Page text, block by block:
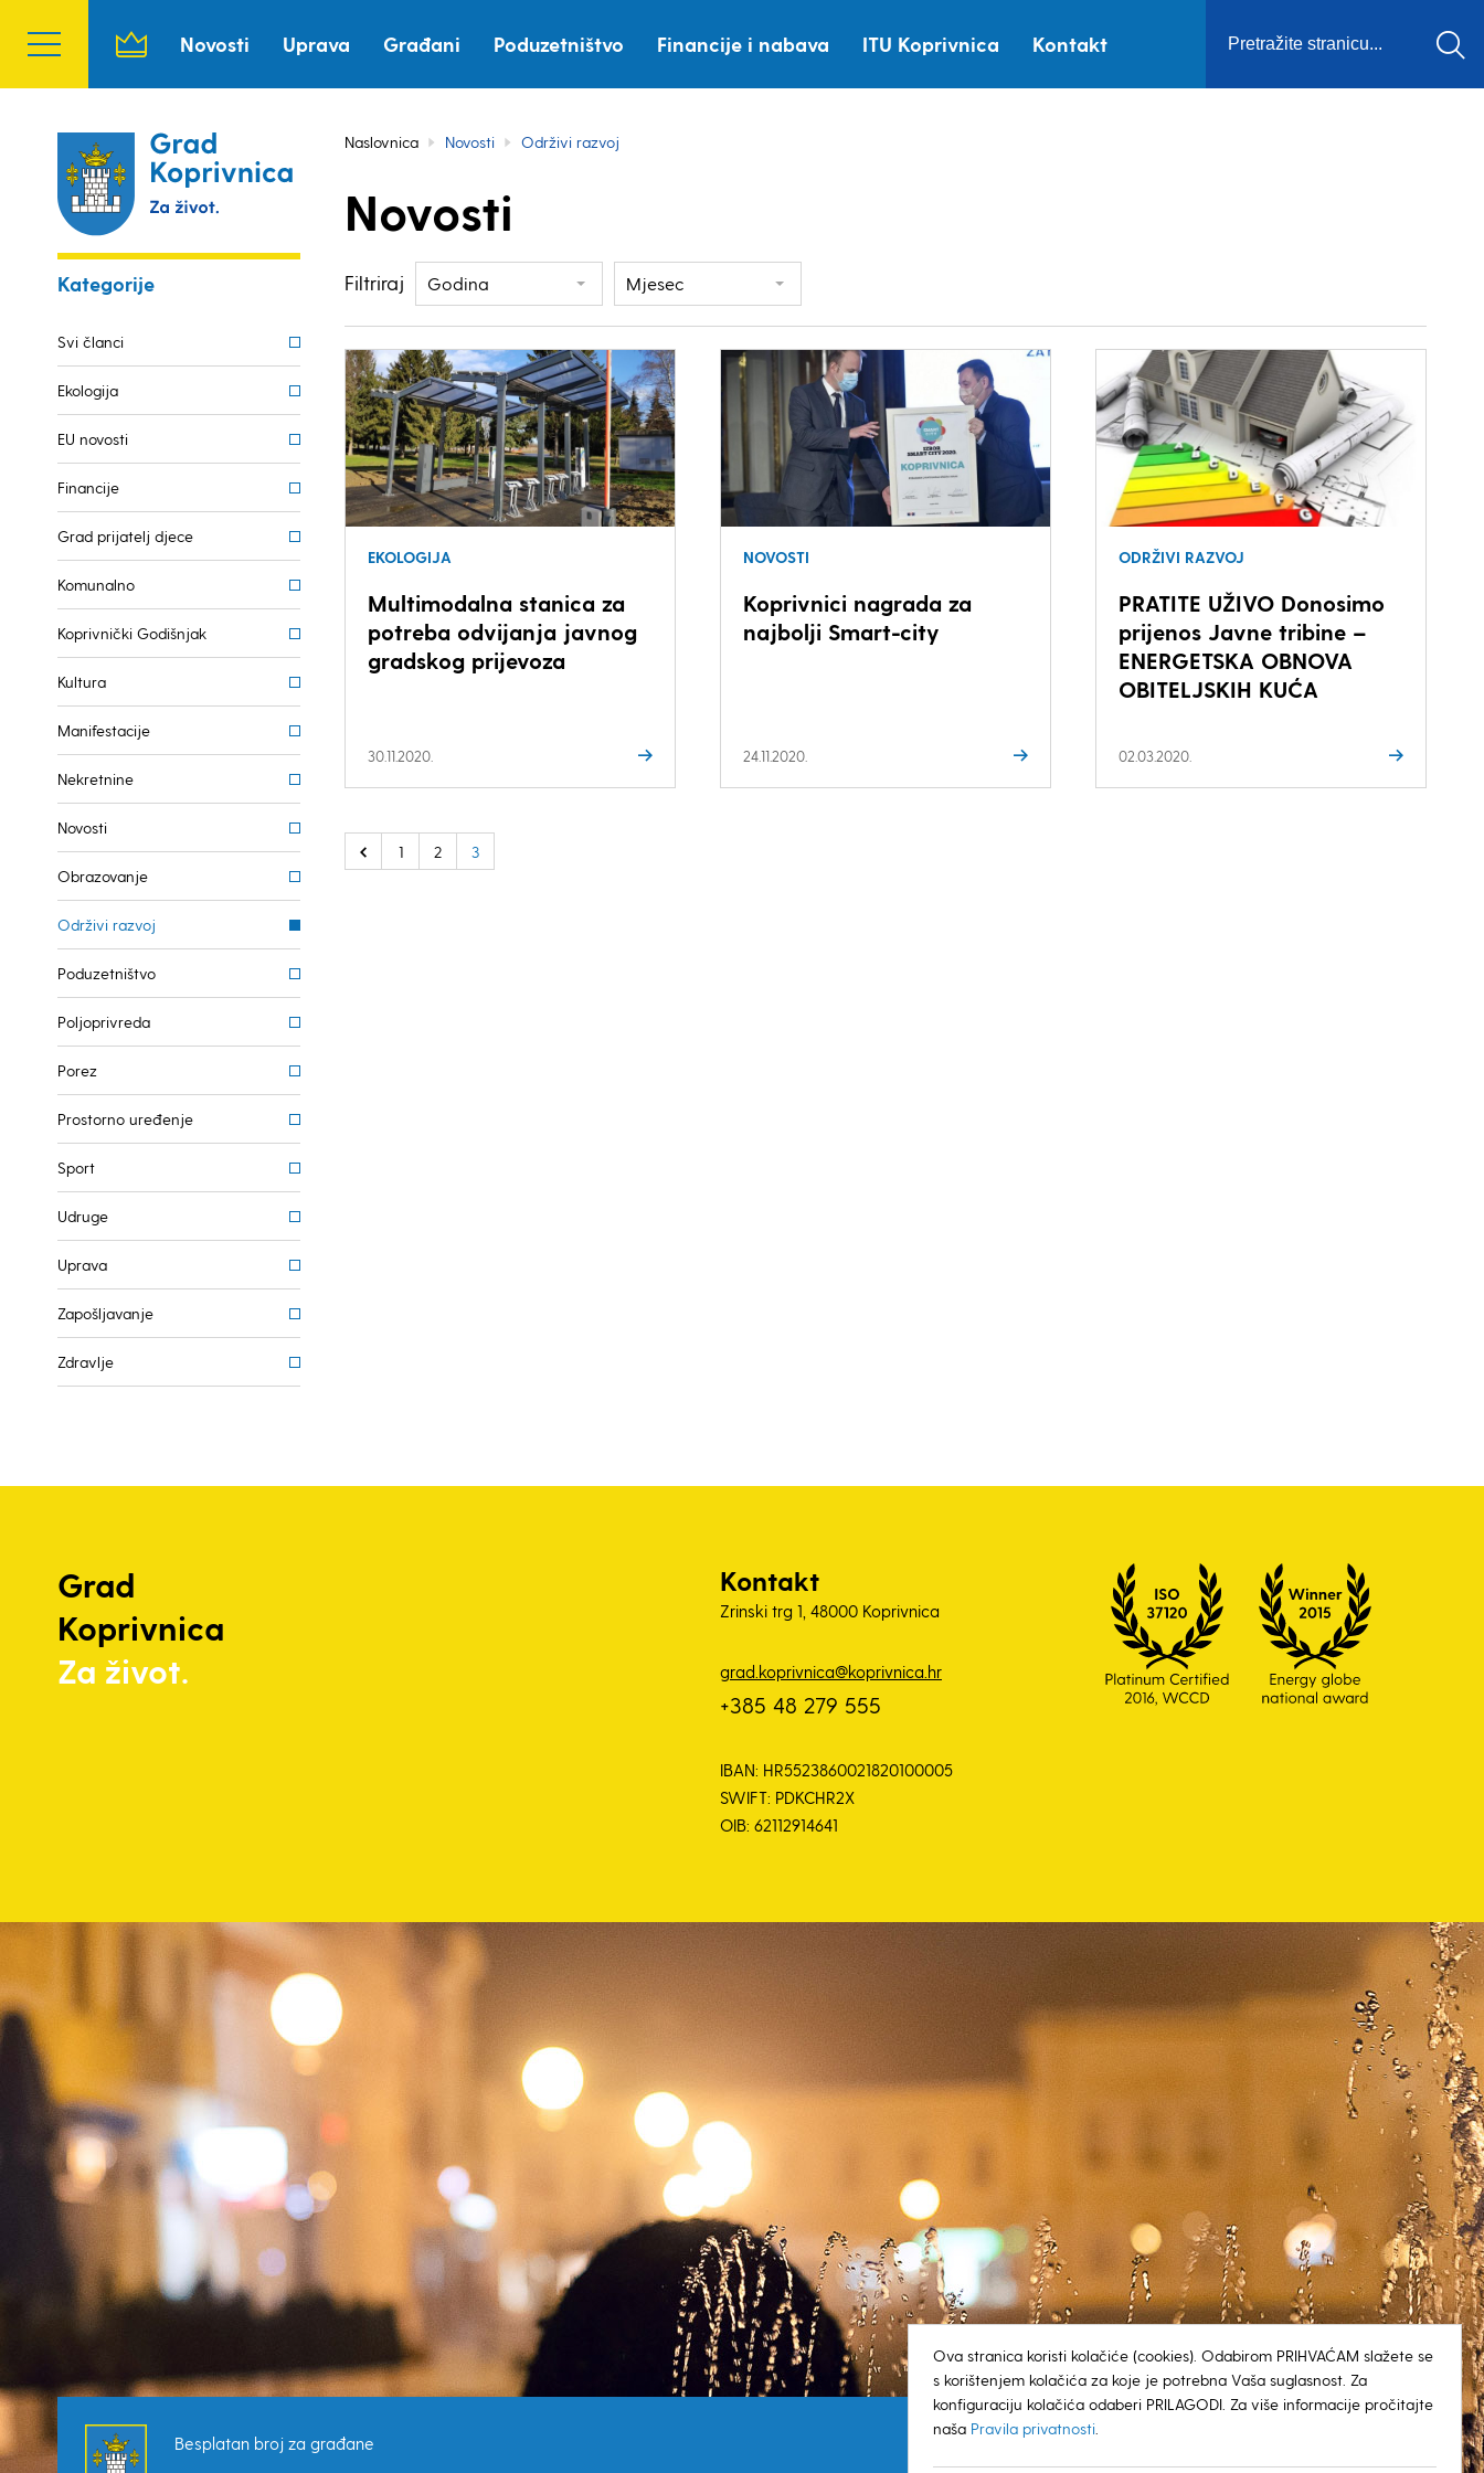
Novosti Uprava Građani Poduzetništvo Financije i nabava ITU Koprivnica Kontakt
Kategorije
Svi članci
Ekologija
EU novosti
Financije
Grad prijatelj djece
Komunalno
Koprivnički Godišnjak
Kultura
Manifestacije
Nekretnine
Novosti
Obrazovanje
Održivi razvoj
Poduzetništvo
Poljoprivreda
Porez
Prostorno uređenje
Sport
Udruge
Uprava
Zapošljavanje
Zdravlje
Naslovnica Novosti Održivi razvoj
Novosti
Filtriraj Godina Mjesec
EKOLOGIJA
Multimodalna stanica za
potreba odvijanja javnog
gradskog prijevoza
30.11.2020.
NOVOSTI
Koprivnici nagrada za
najbolji Smart-city
24.11.2020.
ODRŽIVI RAZVOJ
PRATITE UŽIVO Donosimo
prijenos Javne tribine –
ENERGETSKA OBNOVA
OBITELJSKIH KUĆA
02.03.2020.
1 2 3
Grad
Koprivnica
Za život.
Kontakt
Zrinski trg 1, 48000 Koprivnica
grad.koprivnica@koprivnica.hr
+385 48 279 555
IBAN: HR5523860021820100005
SWIFT: PDKCHR2X
OIB: 62112914641
Besplatan broj za građane
Ova stranica koristi kolačiće (cookies). Odabirom PRIHVAĆAM slažete se
s korištenjem kolačića za koje je potrebna Vaša suglasnost. Za
konfiguraciju kolačića odaberi PRILAGODI. Za više informacije pročitajte
naša Pravila privatnosti